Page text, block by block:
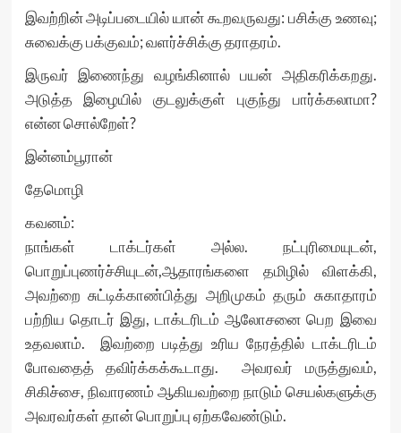
இவற்றின் அடிப்படையில் யான் கூறவருவது: பசிக்கு உணவு;
சுவைக்கு பக்குவம்; வளர்ச்சிக்கு தராதரம்.
இருவர் இணைந்து வழங்கினால் பயன் அதிகரிக்கறது.
அடுத்த இழையில் குடலுக்குள் புகுந்து பார்க்கலாமா?
என்ன சொல்றேள்?
இன்னம்பூரான்
தேமொழி
கவனம்:
நாங்கள் டாக்டர்கள் அல்ல. நட்புரிமையுடன்,
பொறுப்புணர்ச்சியுடன்,ஆதாரங்களை தமிழில் விளக்கி,
அவற்றை சுட்டிக்காண்பித்து அறிமுகம் தரும் சுகாதாரம்
பற்றிய தொடர் இது, டாக்டரிடம் ஆலோசனை பெற இவை
உதவலாம். இவற்றை படித்து உரிய நேரத்தில் டாக்டரிடம்
போவதைத் தவிர்க்கக்கூடாது. அவரவர் மருத்துவம்,
சிகிச்சை, நிவாரணம் ஆகியவற்றை நாடும் செயல்களுக்கு
அவரவர்கள் தான் பொறுப்பு ஏற்கவேண்டும்.